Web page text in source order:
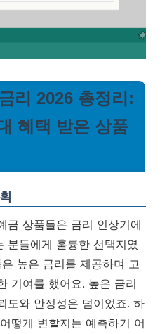
리 2026 총정리:
혜택 받은 상품
금 상품들은 금리 인상기에
분들에게 훌륭한 선택지였
높은 금리를 제공하며 고
기여를 했어요. 높은 금리
도와 안정성은 덤이었죠. 하
떻게 변할지는 예측하기 어